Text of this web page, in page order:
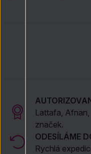
Lattafa,
značek.
ODESÍLÁME
Rychlá